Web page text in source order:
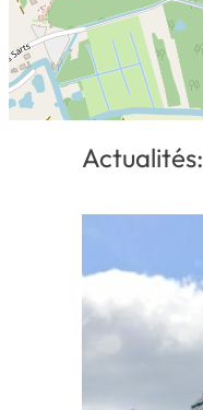
Actualités: